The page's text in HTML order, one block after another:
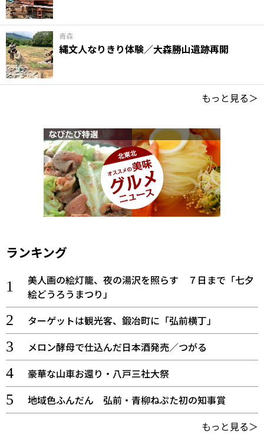
青森
縄文人なりきり体験／大森勝山遺跡再開
もっと見る＞
ランキング
美人画の絵灯籠、夜の湯沢を照らす ７日まで「七夕
絵どうろうまつり」
ターゲットは観光客、鍛冶町に「弘前横丁」
メロン酵母で仕込んだ日本酒発売／つがる
豪華な山車お還り・八戸三社大祭
地域色ふんだん 弘前・青柳ねぷた初の知事賞
もっと見る＞